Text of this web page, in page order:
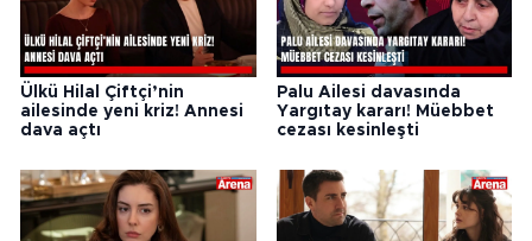
Ülkü Hilal Çiftçi’nin
ailesinde yeni kriz! Annesi
dava açtı
Palu Ailesi davasında
Yargıtay kararı! Müebbet
cezası kesinleşti